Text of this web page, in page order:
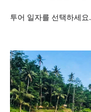
투어 일자를 선택하세요.